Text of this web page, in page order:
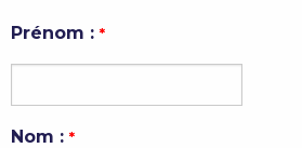
Prénom : *
Nom : *